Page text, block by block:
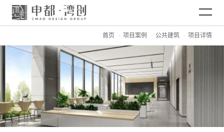
网站首页
关于CMAD
项目案例
首页 项目案例 公共建筑 项目详情